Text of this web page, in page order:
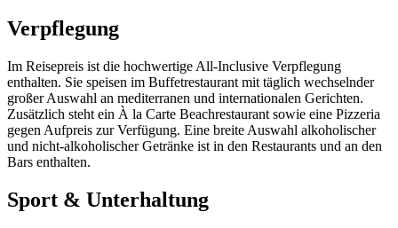
Verpflegung
Im Reisepreis ist die hochwertige All-Inclusive Verpflegung
enthalten. Sie speisen im Buffetrestaurant mit täglich wechselnder
großer Auswahl an mediterranen und internationalen Gerichten.
Zusätzlich steht ein À la Carte Beachrestaurant sowie eine Pizzeria
gegen Aufpreis zur Verfügung. Eine breite Auswahl alkoholischer
und nicht-alkoholischer Getränke ist in den Restaurants und an den
Bars enthalten.
Sport & Unterhaltung